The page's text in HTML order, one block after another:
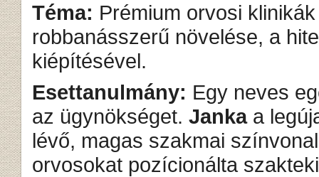
Téma: Prémium orvosi
robbanásszerű növelése, a
kiépítésével.
Esettanulmány: Egy neves
az ügynökséget. Jankaa
lévő, magas szakmai
orvosokat pozícionálta